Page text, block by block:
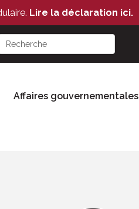
Lire la déclaration ici.
Affaires gouvernementales